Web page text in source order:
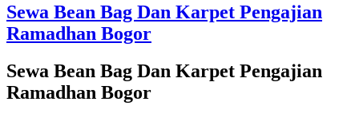
Sewa Bean Bag Dan Karpet Pengajian
Ramadhan Bogor
Sewa Bean Bag Dan Karpet Pengajian
Ramadhan Bogor